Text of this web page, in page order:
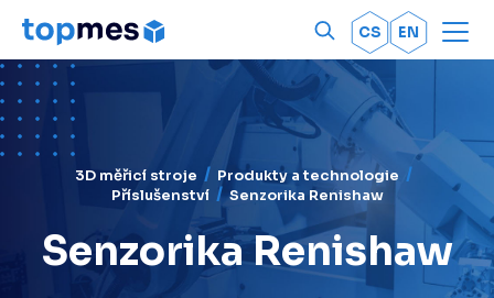
CS EN Menu
3D měřicí stroje
Produkty a technologie
Příslušenství
Senzorika Renishaw
Senzorika Renishaw